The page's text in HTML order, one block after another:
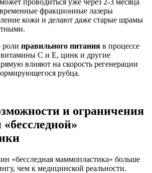
фракционные лазеры
кожи и делают даже старые шрамы
роли правильного питания в процессе
C и E, цинк и другие
влияют на скорость регенерации
рубца.
и ограничения
«бесследная маммопластика» больше
чем к медицинской реальности.